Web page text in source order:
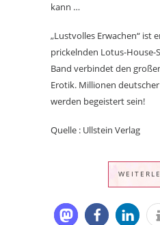
kann …
„Lustvolles Erwachen“ ist
prickelnden Lotus-House-
Band verbindet den
Erotik. Millionen
werden begeistert sein!
Quelle : Ullstein Verlag